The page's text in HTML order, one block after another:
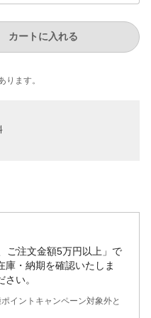
カートに入れる
ます。
ご注文金額5万円以上」で
庫・納期を確認いたしま
い。
イントキャンペーン対象外と